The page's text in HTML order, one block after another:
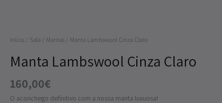
Início / Sala / Mantas / Manta Lambswool Cinza Claro
Manta Lambswool Cinza Claro
160,00€
O aconchego definitivo com a nossa manta luxuosa!